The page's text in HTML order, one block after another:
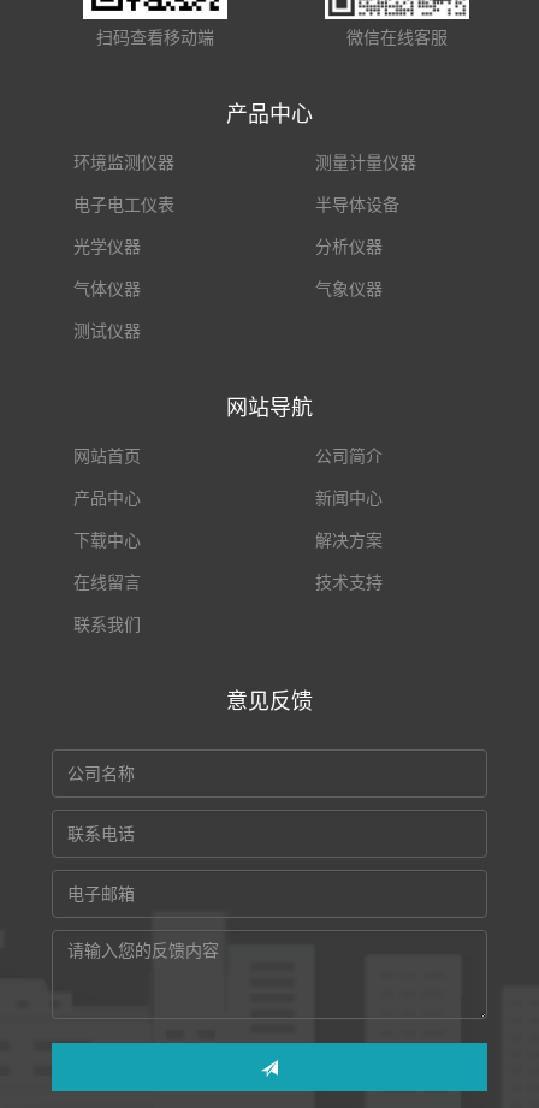
扫码查看移动端 微信在线客服
产品中心
环境监测仪器 测量计量仪器
电子电工仪表 半导体设备
光学仪器 分析仪器
气体仪器 气象仪器
测试仪器
网站导航
网站首页 公司简介
产品中心 新闻中心
下载中心 解决方案
在线留言 技术支持
联系我们
意见反馈